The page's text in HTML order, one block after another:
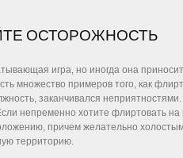
ОСТОРОЖНОСТЬ
игра, но иногда она
множество примеров того, как
заканчивался
непременно хотите флиртовать
причем желательно
территорию.